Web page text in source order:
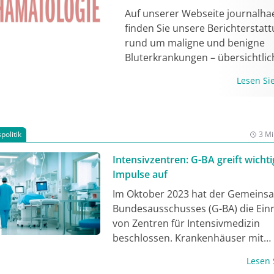
Auf unserer Webseite
finden Sie unsere
rund um maligne und benigne
Bluterkrankungen –
Lesen
3
Intensivzentren: G-BA greift
Impulse auf
Im Oktober 2023 hat der
Bundesausschusses (G-BA) die
von Zentren für Intensivmedizin
beschlossen. Krankenhäuser mit
Expertise in der Versorgung von
Lesen